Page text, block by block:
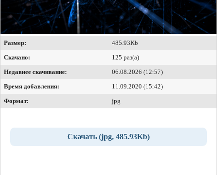
Размер:
485.93Kb
Скачано:
125 раз(а)
Недавнее скачивание:
06.08.2026 (12:57)
Время добавления:
11.09.2020 (15:42)
Формат:
jpg
Скачать (jpg, 485.93Kb)